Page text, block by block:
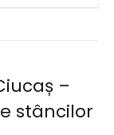
–
stâncilor